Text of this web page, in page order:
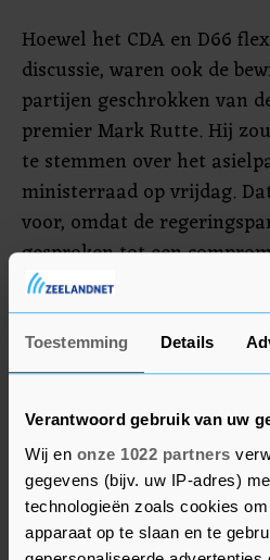
Toestemming Details
Verantwoord gebruik van uw
Wij en onze 1022 partners
gegevens (bijv. uw IP-adres)
technologieën zoals cookies
apparaat op te slaan en te
Hoewel het CDA en D66
discussie, waren ook de
partijen geschrokken van
premier Mark Rutte. Hij
te stemmen over het
ministerraad op vrijdag.
voor, omdat de
gesproken tot een
allen mee kunnen leven.
zouden volgens
belangrijke rol hebben
het kabinet te laten vallen.
Rutte heeft donderdag zijn
opstelling "gemompeld in
ingewijden.